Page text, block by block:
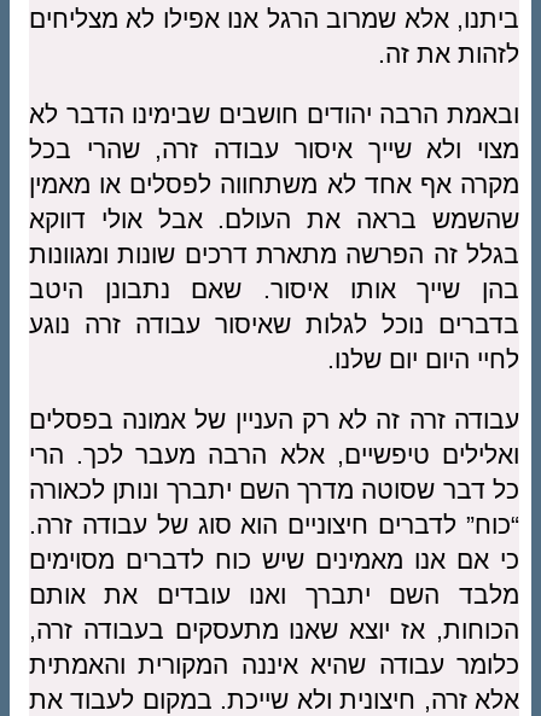
ביתנו, אלא שמרוב הרגל אנו אפילו לא מצליחים
לזהות את זה.
ובאמת הרבה יהודים חושבים שבימינו הדבר לא
מצוי ולא שייך איסור עבודה זרה, שהרי בכל
מקרה אף אחד לא משתחווה לפסלים או מאמין
שהשמש בראה את העולם. אבל אולי דווקא
בגלל זה הפרשה מתארת דרכים שונות ומגוונות
בהן שייך אותו איסור. שאם נתבונן היטב
בדברים נוכל לגלות שאיסור עבודה זרה נוגע
לחיי היום יום שלנו.
עבודה זרה זה לא רק העניין של אמונה בפסלים
ואלילים טיפשיים, אלא הרבה מעבר לכך. הרי
כל דבר שסוטה מדרך השם יתברך ונותן לכאורה
“כוח” לדברים חיצוניים הוא סוג של עבודה זרה.
כי אם אנו מאמינים שיש כוח לדברים מסוימים
מלבד השם יתברך ואנו עובדים את אותם
הכוחות, אז יוצא שאנו מתעסקים בעבודה זרה,
כלומר עבודה שהיא איננה המקורית והאמתית
אלא זרה, חיצונית ולא שייכת. במקום לעבוד את